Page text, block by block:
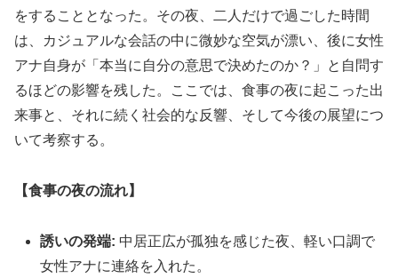
をすることとなった。その夜、二人だけで過ごした時間
は、カジュアルな会話の中に微妙な空気が漂い、後に女性
アナ自身が「本当に自分の意思で決めたのか？」と自問す
るほどの影響を残した。ここでは、食事の夜に起こった出
来事と、それに続く社会的な反響、そして今後の展望につ
いて考察する。
【食事の夜の流れ】
誘いの発端: 中居正広が孤独を感じた夜、軽い口調で
女性アナに連絡を入れた。